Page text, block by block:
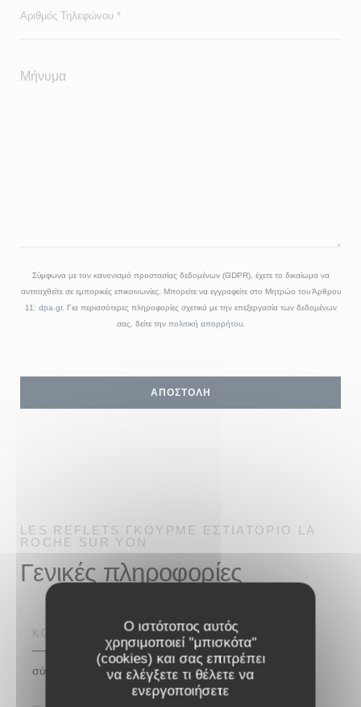
Ο ιστότοπος αυτός
χρησιμοποιεί "μπισκότα"
(cookies) και σας επιτρέπει
να ελέγξετε τι θέλετε να
ενεργοποιήσετε
Σύμφωνα με τον κανονισμό προστασίας δεδομένων (GDPR), έχετε το δικαίωμα να
αντιταχθείτε σε εμπορικές επικοινωνίες. Μπορείτε να εγγραφείτε στο Μητρώο του Άρθρου
11: dpa.gr. Για περισσότερες πληροφορίες σχετικά με την επεξεργασία των δεδομένων
σας, δείτε την πολιτική απορρήτου.
LES REFLETS ΓΚΟΥΡΜΈ ΕΣΤΙΑΤΌΡΙΟ LA
ROCHE SUR YON
Γενικές πληροφορίες
ΚΟΥΖΊΝΑ
σύγχρονος